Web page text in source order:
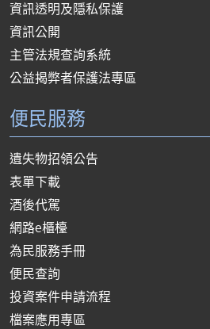
資訊透明及隱私保護
資訊公開
主管法規查詢系統
公益揭弊者保護法專區
便民服務
遺失物招領公告
表單下載
酒後代駕
網路e櫃檯
為民服務手冊
便民查詢
投資案件申請流程
檔案應用專區